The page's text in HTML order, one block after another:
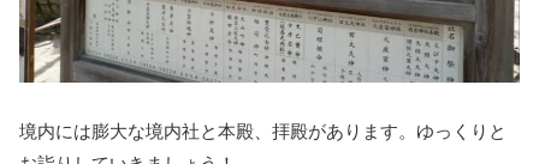
境内には膨大な境内社と本殿、拝殿があります。ゆっくりと